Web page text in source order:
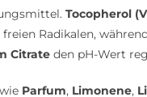
Tocopherol
Radikalen,
Citrate den pH-Wert
wie Parfum, Limonene,